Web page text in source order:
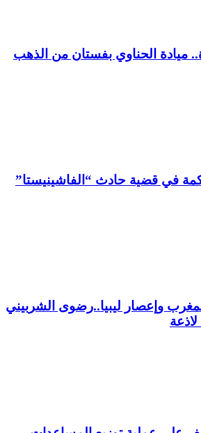
ميادة الحناوي بفستان من الذهب
في قضية حادث “الفاشينيستا”
وإعصار ليبيا..رضوى الشربيني